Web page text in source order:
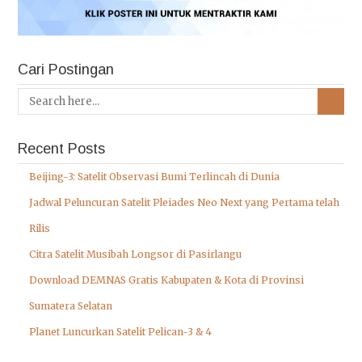
Cari Postingan
Recent Posts
Beijing-3: Satelit Observasi Bumi Terlincah di Dunia
Jadwal Peluncuran Satelit Pleiades Neo Next yang Pertama telah
Rilis
Citra Satelit Musibah Longsor di Pasirlangu
Download DEMNAS Gratis Kabupaten & Kota di Provinsi
Sumatera Selatan
Planet Luncurkan Satelit Pelican-3 & 4